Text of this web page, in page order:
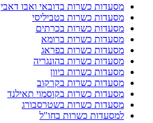
מסעדות כשרות בדובאי ואבו דאבי
מסעדות כשרות בטביליסי
מסעדות כשרות בכרתים
מסעדות כשרות ברומא
מסעדות כשרות בפראג
מסעדות כשרות בהונגריה
מסעדות כשרות ביוון
מסעדות כשרות בקרקוב
מסעדות כשרות בקוסמוי תאילנד
מסעדות כשרות בשטרסבורג
למסעדות כשרות בחו"ל